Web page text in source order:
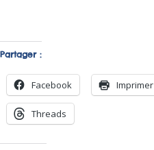
Partager :
Facebook Imprimer
Threads